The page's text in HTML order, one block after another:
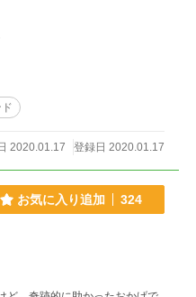
2020.01.17 登録日 2020.01.17
お気に入り追加 324